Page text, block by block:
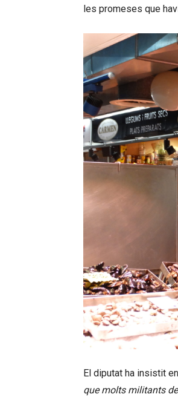
les promeses que
El diputat ha insistit
que molts militants